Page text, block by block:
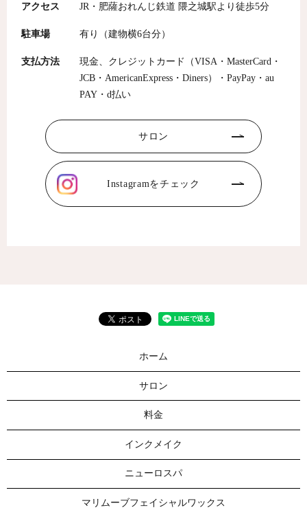
アクセス JR・肥薩おれんじ鉄道 隈之城駅より徒歩5分
駐車場 有り（建物横6台分）
支払方法
現金、クレジットカード（VISA・MasterCard・
JCB・AmericanExpress・Diners）・PayPay・au
PAY・d払い
サロン
Instagramをチェック
ホーム
サロン
料金
インクメイク
ニューロスパ
マリムーブフェイシャルワックス